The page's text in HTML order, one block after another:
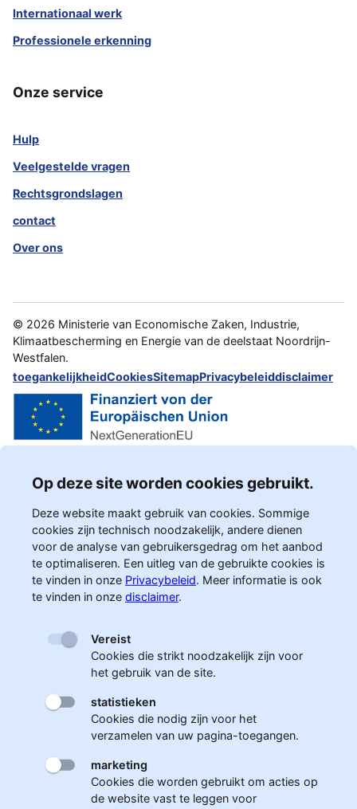
Internationaal werk
Professionele erkenning
Onze service
Hulp
Veelgestelde vragen
Rechtsgrondslagen
contact
Over ons
© 2026 Ministerie van Economische Zaken, Industrie,
Klimaatbescherming en Energie van de deelstaat Noordrijn-
Westfalen.
toegankelijkheidCookiesSitemapPrivacybeleiddisclaimer
Op deze site worden cookies gebruikt.
Deze website maakt gebruik van cookies. Sommige
cookies zijn technisch noodzakelijk, andere dienen
voor de analyse van gebruikersgedrag om het aanbod
te optimaliseren. Een uitleg van de gebruikte cookies is
te vinden in onze Privacybeleid. Meer informatie is ook
te vinden in onze disclaimer.
Vereist
Cookies die strikt noodzakelijk zijn voor
het gebruik van de site.
statistieken
Cookies die nodig zijn voor het
verzamelen van uw pagina-toegangen.
marketing
Cookies die worden gebruikt om acties op
de website vast te leggen voor